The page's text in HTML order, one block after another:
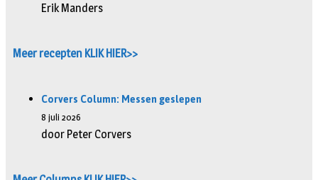
Erik Manders
Meer recepten KLIK HIER>>
Corvers Column: Messen geslepen
8 juli 2026
door Peter Corvers